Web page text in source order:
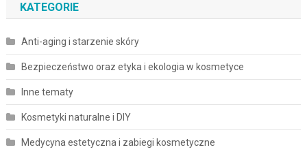
KATEGORIE
Anti-aging i starzenie skóry
Bezpieczeństwo oraz etyka i ekologia w kosmetyce
Inne tematy
Kosmetyki naturalne i DIY
Medycyna estetyczna i zabiegi kosmetyczne